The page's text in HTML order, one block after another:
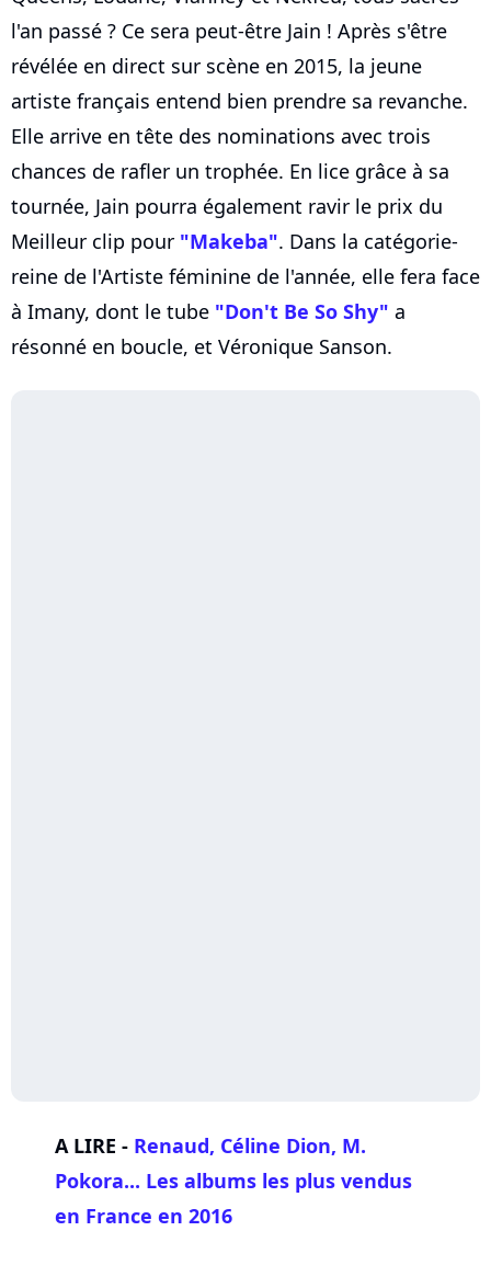
l'an passé ? Ce sera peut-être Jain ! Après s'être
révélée en direct sur scène en 2015, la jeune
artiste français entend bien prendre sa revanche.
Elle arrive en tête des nominations avec trois
chances de rafler un trophée. En lice grâce à sa
tournée, Jain pourra également ravir le prix du
Meilleur clip pour "Makeba". Dans la catégorie-
reine de l'Artiste féminine de l'année, elle fera face
à Imany, dont le tube "Don't Be So Shy" a
résonné en boucle, et Véronique Sanson.
A LIRE - Renaud, Céline Dion, M.
Pokora... Les albums les plus vendus
en France en 2016